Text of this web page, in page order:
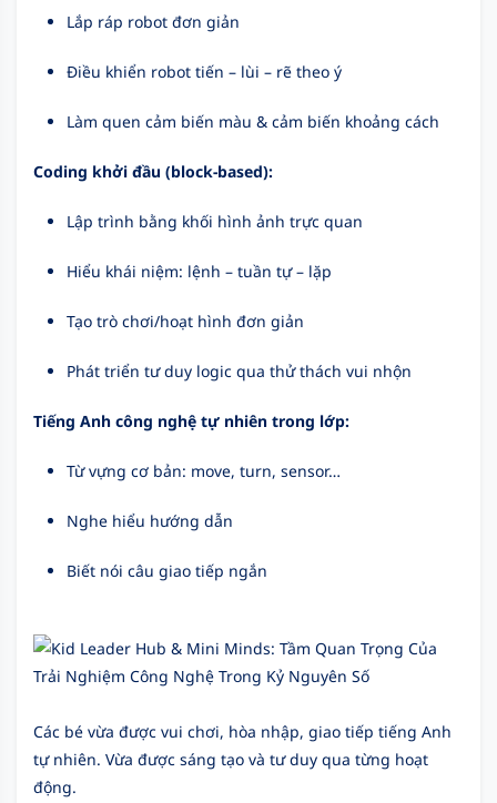
Lắp ráp robot đơn giản
Điều khiển robot tiến – lùi – rẽ theo ý
Làm quen cảm biến màu & cảm biến khoảng cách
Coding khởi đầu (block-based):
Lập trình bằng khối hình ảnh trực quan
Hiểu khái niệm: lệnh – tuần tự – lặp
Tạo trò chơi/hoạt hình đơn giản
Phát triển tư duy logic qua thử thách vui nhộn
Tiếng Anh công nghệ tự nhiên trong lớp:
Từ vựng cơ bản: move, turn, sensor…
Nghe hiểu hướng dẫn
Biết nói câu giao tiếp ngắn
Các bé vừa được vui chơi, hòa nhập, giao tiếp tiếng Anh
tự nhiên. Vừa được sáng tạo và tư duy qua từng hoạt
động.